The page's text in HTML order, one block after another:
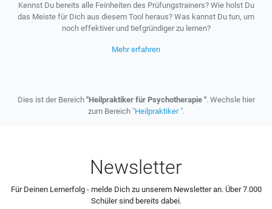
Kennst Du bereits alle Feinheiten des Prüfungstrainers? Wie holst Du
das Meiste für Dich aus diesem Tool heraus? Was kannst Du tun, um
noch effektiver und tiefgründiger zu lernen?
Mehr erfahren
Dies ist der Bereich "Heilpraktiker für Psychotherapie ". Wechsle hier
zum Bereich "Heilpraktiker ".
Newsletter
Für Deinen Lernerfolg - melde Dich zu unserem Newsletter an. Über 7.000
Schüler sind bereits dabei.